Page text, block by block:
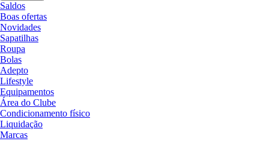
Saldos
Boas ofertas
Novidades
Sapatilhas
Roupa
Bolas
Adepto
Lifestyle
Equipamentos
Área do Clube
Condicionamento físico
Liquidação
Marcas